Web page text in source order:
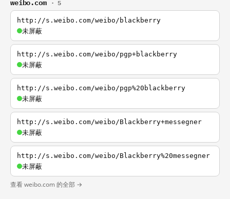
· 5
http://s.weibo.com/weibo/blackberry
未屏蔽
http://s.weibo.com/weibo/pgp+blackberry
未屏蔽
http://s.weibo.com/weibo/pgp%20blackberry
未屏蔽
http://s.weibo.com/weibo/Blackberry+messegner
未屏蔽
http://s.weibo.com/weibo/Blackberry%20messegner
未屏蔽
查看 weibo.com 的全部 →